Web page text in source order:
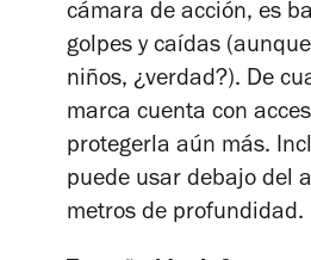
cámara de acción, es
golpes y caídas
niños, ¿verdad?). De
marca cuenta con
protegerla aún más.
puede usar debajo del
metros de profundidad.